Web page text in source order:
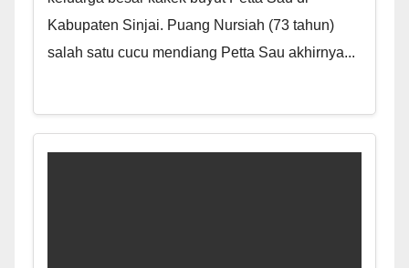
Kabupaten Sinjai. Puang Nursiah (73 tahun)
salah satu cucu mendiang Petta Sau akhirnya...